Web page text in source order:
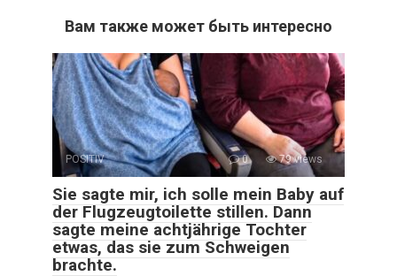
Вам также может быть интересно
POSITIV 0 79 views
Sie sagte mir, ich solle mein Baby auf
der Flugzeugtoilette stillen. Dann
sagte meine achtjährige Tochter
etwas, das sie zum Schweigen
brachte.